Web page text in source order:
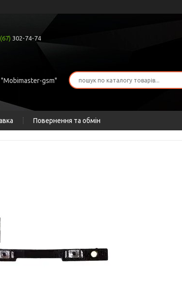
(67) 302-74-74
gsm"
Повернення та обмін